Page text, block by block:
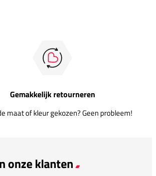
Gemakkelijk retourneren
maat of kleur gekozen? Geen probleem!
onze klanten